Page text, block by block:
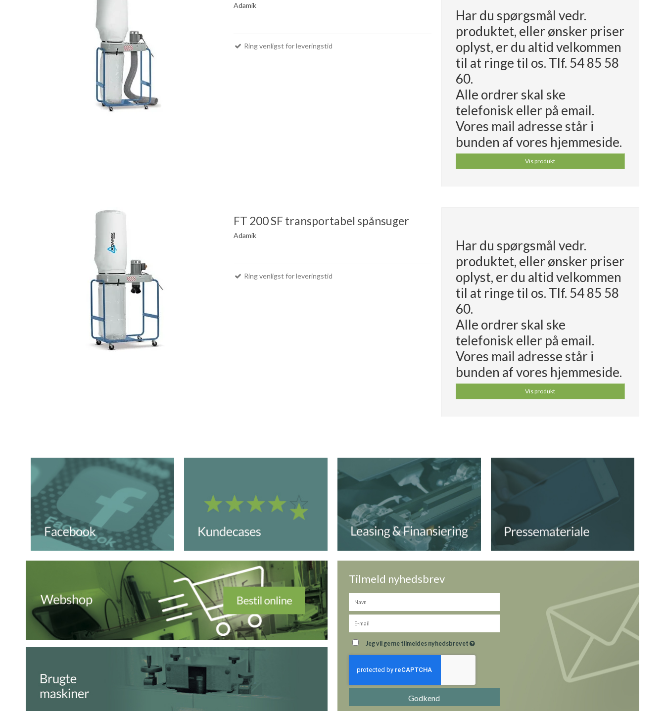
Adamik
Ring venligst for leveringstid
Har du spørgsmål vedr.
produktet, eller ønsker priser
oplyst, er du altid velkommen
til at ringe til os. Tlf. 54 85 58
60.
Alle ordrer skal ske
telefonisk eller på email.
Vores mail adresse står i
bunden af vores hjemmeside.
Vis produkt
FT 200 SF transportabel spånsuger
Adamik
Ring venligst for leveringstid
Har du spørgsmål vedr.
produktet, eller ønsker priser
oplyst, er du altid velkommen
til at ringe til os. Tlf. 54 85 58
60.
Alle ordrer skal ske
telefonisk eller på email.
Vores mail adresse står i
bunden af vores hjemmeside.
Vis produkt
Tilmeld nyhedsbrev
Jeg vil gerne tilmeldes nyhedsbrevet
Godkend